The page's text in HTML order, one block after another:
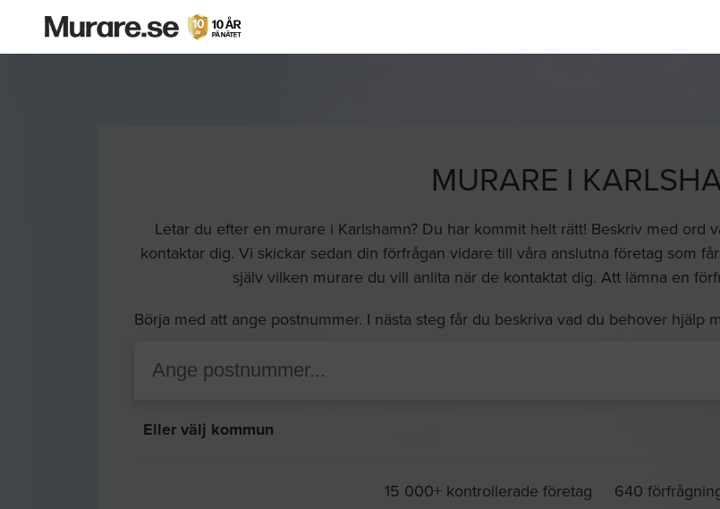
MURARE I
Letar du efter en murare i Karlshamn? Du har kommit helt rätt! Beskriv med ord
kontaktar dig. Vi skickar sedan din förfrågan vidare till våra anslutna företag som
själv vilken murare du vill anlita när de kontaktat dig. Att lämna en
Börja med att ange postnummer. I nästa steg får du beskriva vad du behover hjälp
Eller välj kommun
15 000+ kontrollerade företag 640